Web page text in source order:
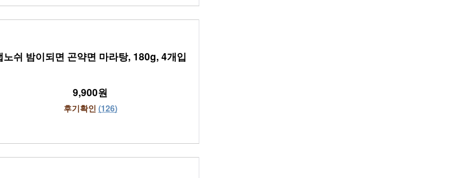
노쉬 밤이되면 곤약면 마라탕, 180g, 4개입
9,900원
후기확인 (126)